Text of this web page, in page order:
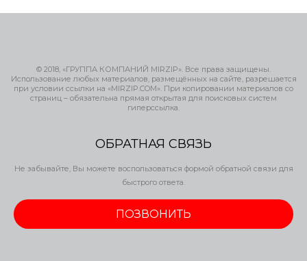
© 2018, «ГРУППА КОМПАНИЙ MIRZIP». Все права защищены.
Использование любых материалов, размещённых на сайте, разрешается
при условии ссылки на «MIRZIP.COM». При копировании материалов со
страниц – обязательна прямая открытая для поисковых систем
гиперссылка.
ОБРАТНАЯ СВЯЗЬ
Не забывайте, Вы можете воспользоваться формой обратной связи для
быстрого ответа.
ПОЗВОНИТЬ